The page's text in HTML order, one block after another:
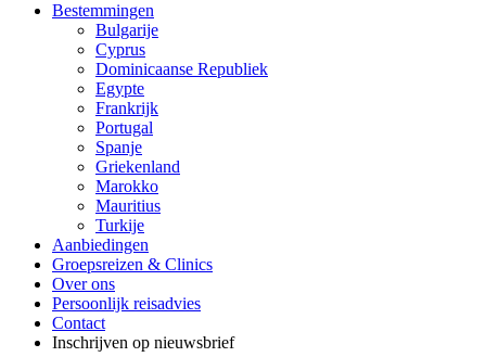
Bestemmingen
Bulgarije
Cyprus
Dominicaanse Republiek
Egypte
Frankrijk
Portugal
Spanje
Griekenland
Marokko
Mauritius
Turkije
Aanbiedingen
Groepsreizen & Clinics
Over ons
Persoonlijk reisadvies
Contact
Inschrijven op nieuwsbrief